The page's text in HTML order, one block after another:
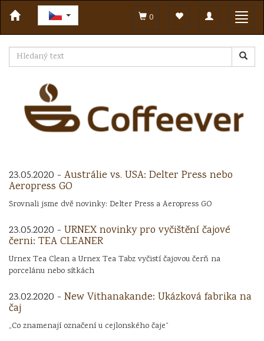
Toggle
navigation
0
23.05.2020 - Austrálie vs. USA: Delter Press nebo
Aeropress GO
Srovnali jsme dvě novinky: Delter Press a Aeropress GO
23.05.2020 - URNEX novinky pro vyčištění čajové
černi: TEA CLEANER
Urnex Tea Clean a Urnex Tea Tabz vyčistí čajovou čerň na
porcelánu nebo sítkách
23.02.2020 - New Vithanakande: Ukázková fabrika na
čaj
„Co znamenají označení u cejlonského čaje“